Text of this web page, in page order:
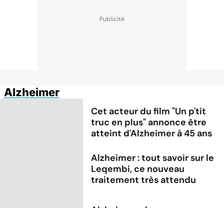
Alzheimer
Cet acteur du film "Un p'tit
truc en plus" annonce être
atteint d'Alzheimer à 45 ans
Alzheimer : tout savoir sur le
Leqembi, ce nouveau
traitement très attendu